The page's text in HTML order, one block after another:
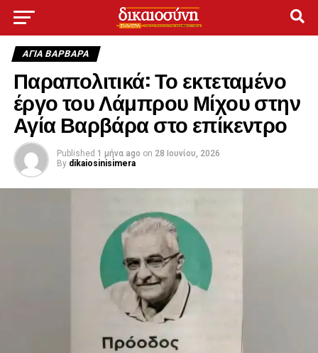
ΑΓΙΑ ΒΑΡΒΑΡΑ
Παραπολιτικά: Το εκτεταμένο
έργο του Λάμπρου Μίχου στην
Αγία Βαρβάρα στο επίκεντρο
Published 1 μήνα ago on 28 Ιουνίου, 2026
By dikaiosinisimera